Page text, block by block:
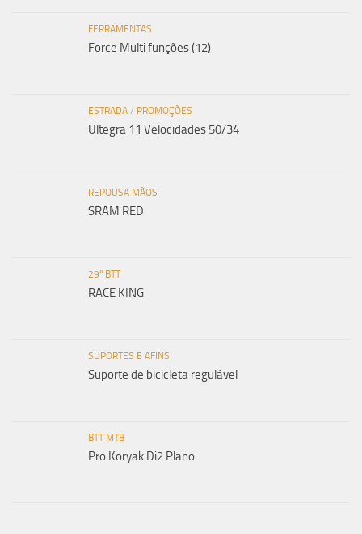
FERRAMENTAS
Force Multi funções (12)
ESTRADA / PROMOÇÕES
Ultegra 11 Velocidades 50/34
REPOUSA MÃOS
SRAM RED
29" BTT
RACE KING
SUPORTES E AFINS
Suporte de bicicleta regulável
BTT MTB
Pro Koryak Di2 Plano